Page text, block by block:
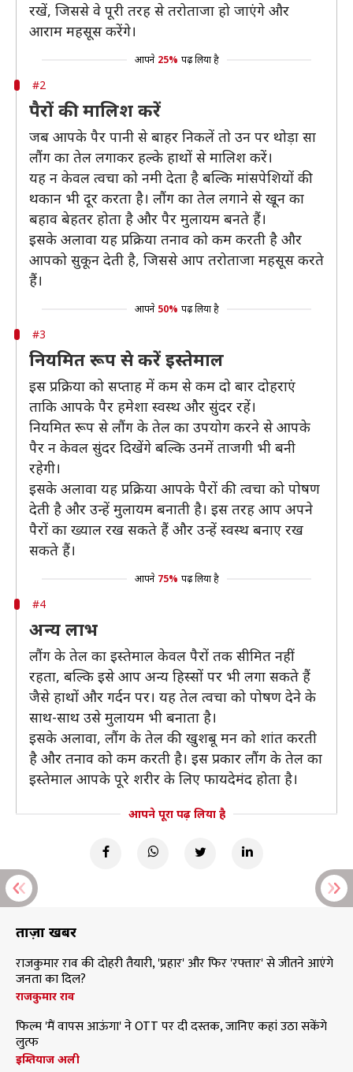
रखें, जिससे वे पूरी तरह से तरोताजा हो जाएंगे और
आराम महसूस करेंगे।
आपने 25% पढ़ लिया है
#2
पैरों की मालिश करें
जब आपके पैर पानी से बाहर निकलें तो उन पर थोड़ा सा
लौंग का तेल लगाकर हल्के हाथों से मालिश करें।
यह न केवल त्वचा को नमी देता है बल्कि मांसपेशियों की
थकान भी दूर करता है। लौंग का तेल लगाने से खून का
बहाव बेहतर होता है और पैर मुलायम बनते हैं।
इसके अलावा यह प्रक्रिया तनाव को कम करती है और
आपको सुकून देती है, जिससे आप तरोताजा महसूस करते
हैं।
आपने 50% पढ़ लिया है
#3
नियमित रूप से करें इस्तेमाल
इस प्रक्रिया को सप्ताह में कम से कम दो बार दोहराएं
ताकि आपके पैर हमेशा स्वस्थ और सुंदर रहें।
नियमित रूप से लौंग के तेल का उपयोग करने से आपके
पैर न केवल सुंदर दिखेंगे बल्कि उनमें ताजगी भी बनी
रहेगी।
इसके अलावा यह प्रक्रिया आपके पैरों की त्वचा को पोषण
देती है और उन्हें मुलायम बनाती है। इस तरह आप अपने
पैरों का ख्याल रख सकते हैं और उन्हें स्वस्थ बनाए रख
सकते हैं।
आपने 75% पढ़ लिया है
#4
अन्य लाभ
लौंग के तेल का इस्तेमाल केवल पैरों तक सीमित नहीं
रहता, बल्कि इसे आप अन्य हिस्सों पर भी लगा सकते हैं
जैसे हाथों और गर्दन पर। यह तेल त्वचा को पोषण देने के
साथ-साथ उसे मुलायम भी बनाता है।
इसके अलावा, लौंग के तेल की खुशबू मन को शांत करती
है और तनाव को कम करती है। इस प्रकार लौंग के तेल का
इस्तेमाल आपके पूरे शरीर के लिए फायदेमंद होता है।
आपने पूरा पढ़ लिया है
ताज़ा खबरें
राजकुमार राव की दोहरी तैयारी, 'प्रहार' और फिर 'रफ्तार' से जीतने आएंगे
जनता का दिल?
राजकुमार राव
फिल्म 'मैं वापस आऊंगा' ने OTT पर दी दस्तक, जानिए कहां उठा सकेंगे
लुत्फ
इम्तियाज अली